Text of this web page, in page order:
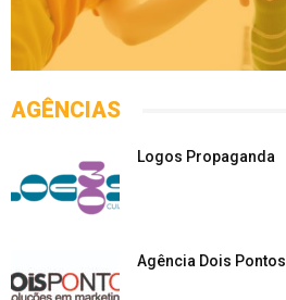
AGÊNCIAS
Logos Propaganda
Agência Dois Pontos